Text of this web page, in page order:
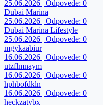
25.06.2026 | Odpovede: 0
Dubai Marina
25.06.2026 | Odpovede: 0
Dubai Marina Lifestyle
25.06.2026 | Odpovede: 0
mgykaabiur
16.06.2026 | Odpovede: 0
utzflmnaym
16.06.2026 | Odpovede: 0
hphbofdkln
16.06.2026 | Odpovede: 0
heckzatybx